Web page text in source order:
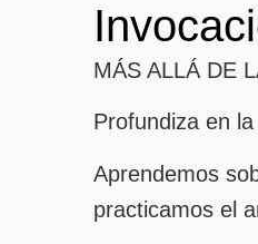
MÁS ALLÁ DE
Profundiza en
Aprendemos
practicamos el